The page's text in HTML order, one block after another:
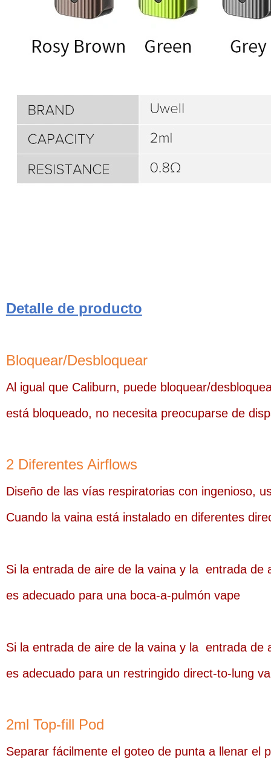
Detalle de producto
Bloquear/Desbloquear
Al igual que Caliburn, puede bloquear/
está bloqueado, no necesita preocuparse de
2 Diferentes Airflows
Diseño de las vías respiratorias con ingenioso,
Cuando la vaina está instalado en diferentes
Si la entrada de aire de la vaina y la entrada de
es adecuado para una boca-a-pulmón vape
Si la entrada de aire de la vaina y la entrada de
es adecuado para un restringido direct-to-lung
2ml Top-fill Pod
Separar fácilmente el goteo de punta a llenar el